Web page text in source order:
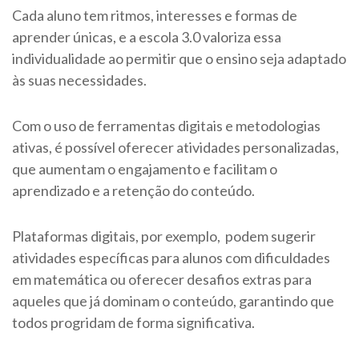
Cada aluno tem ritmos, interesses e formas de
aprender únicas, e a escola 3.0 valoriza essa
individualidade ao permitir que o ensino seja adaptado
às suas necessidades.
Com o uso de ferramentas digitais e metodologias
ativas, é possível oferecer atividades personalizadas,
que aumentam o engajamento e facilitam o
aprendizado e a retenção do conteúdo.
Plataformas digitais, por exemplo, podem sugerir
atividades específicas para alunos com dificuldades
em matemática ou oferecer desafios extras para
aqueles que já dominam o conteúdo, garantindo que
todos progridam de forma significativa.